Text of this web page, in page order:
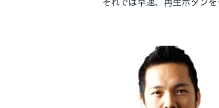
それでは早速、再生ボタン